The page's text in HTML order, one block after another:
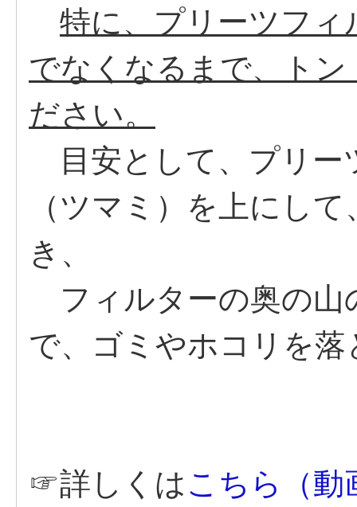
特に、プリーツフ
でなくなるまで、ト
ださい。
目安として、プリー
（ツマミ）を上にし
き、
フィルターの奥の山
で、ゴミやホコリを
☞詳しくはこちら（動